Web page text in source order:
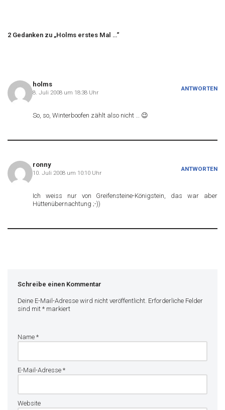
2 Gedanken zu „Holms erstes Mal …“
holms
8. Juli 2008 um 18:38 Uhr
ANTWORTEN
So, so, Winterboofen zählt also nicht … 😉
ronny
10. Juli 2008 um 10:10 Uhr
ANTWORTEN
Ich weiss nur von Greifensteine-Königstein, das war aber
Hüttenübernachtung ;-))
Schreibe einen Kommentar
Deine E-Mail-Adresse wird nicht veröffentlicht. Erforderliche Felder
sind mit * markiert
Name *
E-Mail-Adresse *
Website